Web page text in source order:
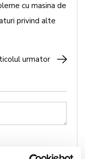
cu masina de
privind alte
urmator